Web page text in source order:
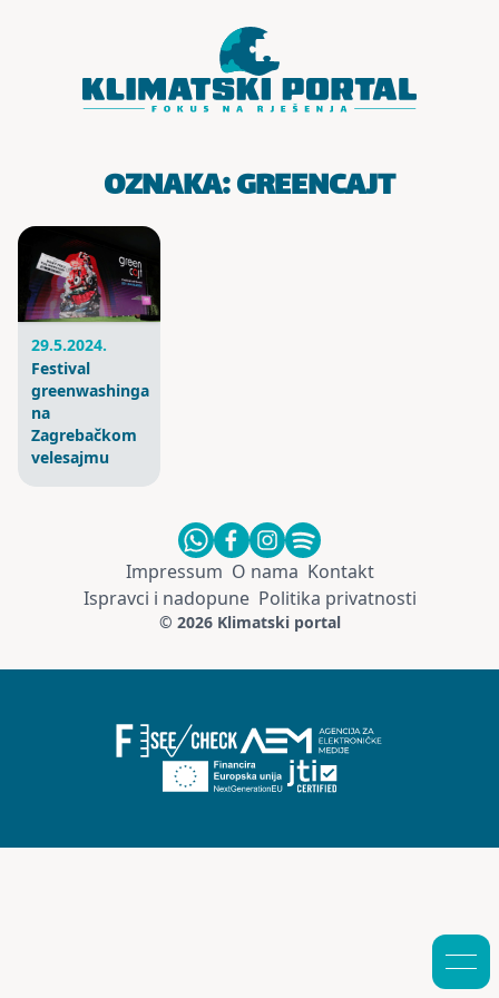
OZNAKA:GREENCAJT
29.5.2024.
Festival
greenwashinga
na
Zagrebačkom
velesajmu
Impressum O nama Kontakt
Ispravci i nadopune Politika privatnosti
© 2026 Klimatski portal